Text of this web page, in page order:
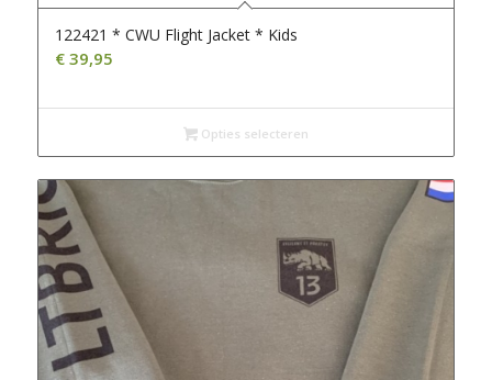
122421 * CWU Flight Jacket * Kids
€39,95
Opties selecteren